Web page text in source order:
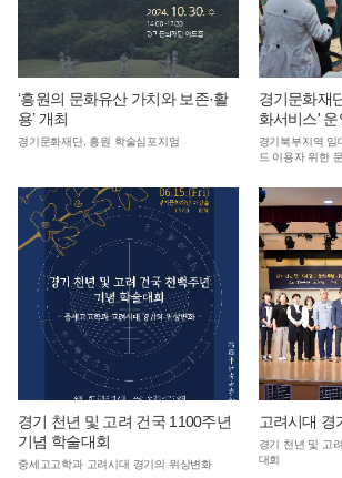
‘흥원의 문화유산 가치와 보존·활
용’ 개최
경기문화재단, 흥원 학술심포지엄
경기문화재
화서비스' 운
경기북부지역 임
드 이용자 위한
경기 천년 및 고려 건국 1100주년
기념 학술대회
중세고고학과 고려시대 경기의 위상변화
고려시대
경기 천년 및 고
대회